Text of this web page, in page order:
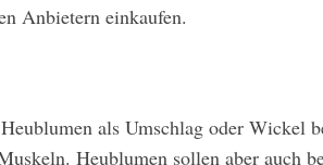
Anbietern einkaufen.
als Umschlag oder Wickel
Heublumen sollen aber auch